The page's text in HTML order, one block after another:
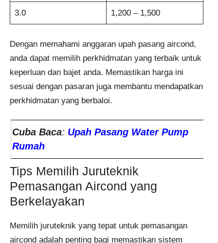
3.0 1,200 – 1,500
Dengan memahami anggaran upah pasang aircond,
anda dapat memilih perkhidmatan yang terbaik untuk
keperluan dan bajet anda. Memastikan harga ini
sesuai dengan pasaran juga membantu mendapatkan
perkhidmatan yang berbaloi.
Cuba Baca: Upah Pasang Water Pump
Rumah
Tips Memilih Juruteknik
Pemasangan Aircond yang
Berkelayakan
Memilih juruteknik yang tepat untuk pemasangan
aircond adalah penting bagi memastikan sistem